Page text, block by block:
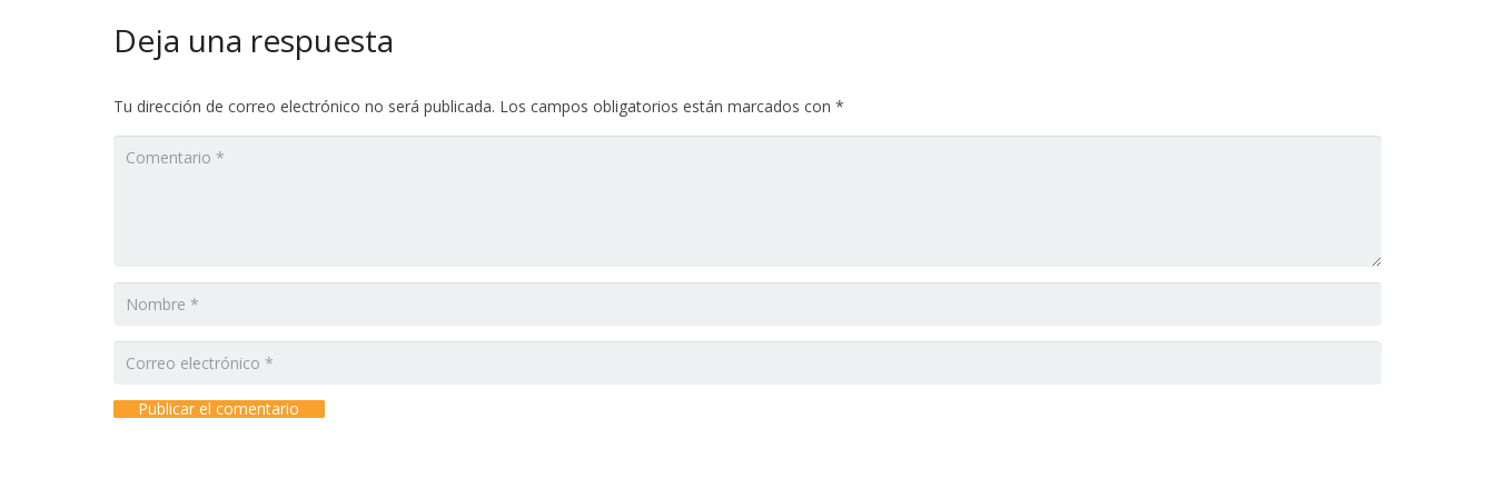
Deja una respuesta
Tu dirección de correo electrónico no será publicada. Los campos obligatorios están marcados con *
Publicar el comentario